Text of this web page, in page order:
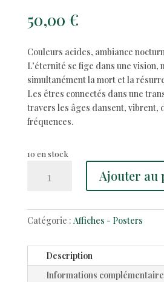
50,00 €
Couleurs acides, ambiance
L’éternité se fige dans une vision,
simultanément la mort et la
Les êtres connectés dans une
travers les âges dansent, vibrent,
fréquences.
10 en stock
-
sérigraphie
Aude
carbone
Ajouter au
Catégorie : Affiches - Posters
Description
Informations